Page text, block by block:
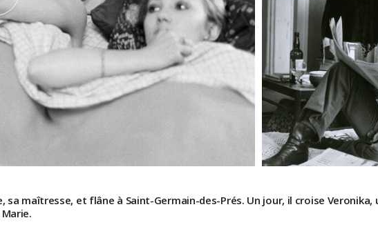
maîtresse, et flâne à Saint-Germain-des-Prés. Un jour, il croise Veronika,